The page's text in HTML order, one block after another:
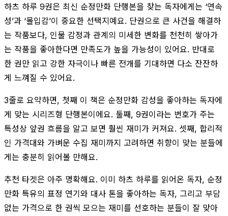
하츠 하루 9권은 최신 순정만화 단행본을 찾는 독자에게는 ‘연속
성’과 ‘몰입감’이 중요한 선택지예요. 단권으로 큰 사건을 해결하
는 작품보다, 인물 감정과 관계의 미세한 변화를 천천히 쌓아가
는 작품을 좋아한다면 만족도가 높을 가능성이 있어요. 반대로
한 권만 읽고 강한 자극이나 빠른 전개를 기대하면 다소 잔잔하
게 느껴질 수 있어요.
3줄로 요약하면, 첫째 이 책은 순정만화 감성을 좋아하는 독자에
게 맞는 시리즈형 단행본이에요. 둘째, 9권이라는 번호가 주는
특성상 앞권 흐름을 알고 보면 훨씬 재미가 커져요. 셋째, 합리적
인 가격대와 가벼운 수집 재미까지 고려하면 취향이 맞는 분들에
게는 충분히 읽어볼 만해요.
추천 타겟은 아주 명확해요. 이미 하츠 하루를 읽어온 독자, 순정
만화 특유의 표정 연기와 대사 톤을 좋아하는 독자, 그리고 부담
없는 가격으로 한 권씩 모으는 재미를 선호하는 분들이 잘 맞아